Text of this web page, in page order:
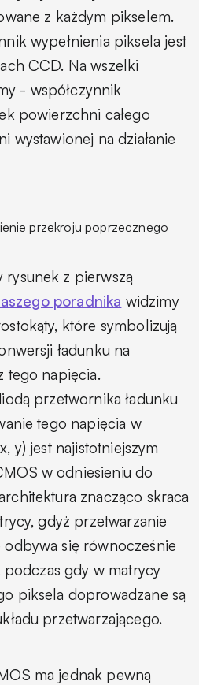
z każdym pikselem.
wypełnienia piksela jest
CCD. Na wszelki
- współczynnik
powierzchni całego
wystawionej na działanie
przekroju poprzecznego
rysunek z pierwszą
poradnika widzimy
które symbolizują
ładunku na
tego napięcia.
przetwornika ładunku
tego napięcia w
y) jest najistotniejszym
w odniesieniu do
znacząco skraca
gdyż przetwarzanie
odbywa się równocześnie
gdy w matrycy
piksela doprowadzane są
przetwarzającego.
ma jednak pewną